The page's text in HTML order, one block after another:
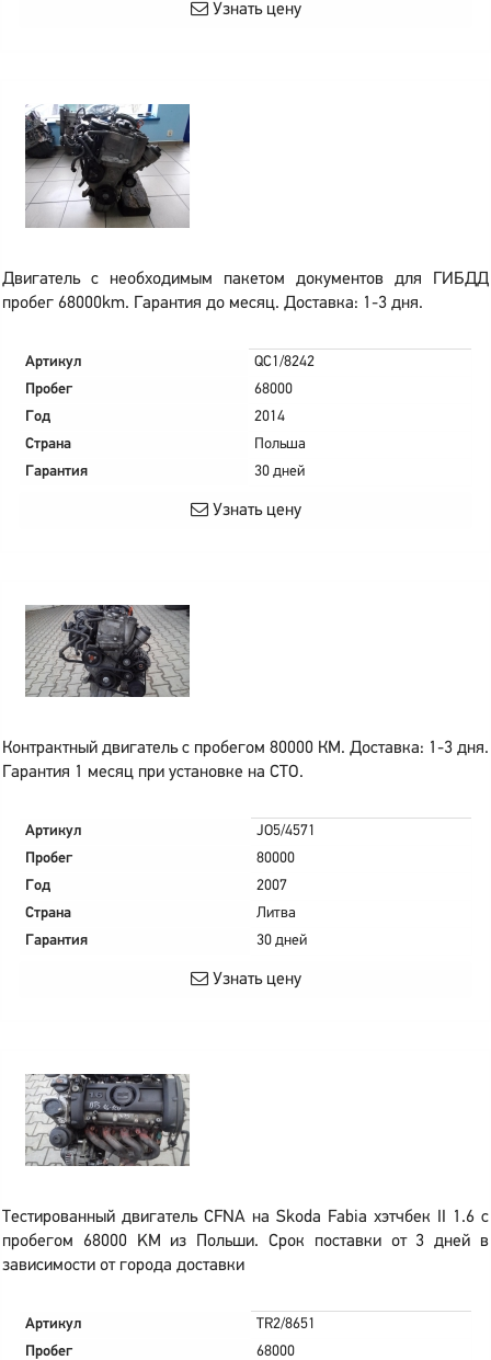
Узнать цену
Двигатель с необходимым пакетом документов для ГИБДД
пробег 68000km. Гарантия до месяц. Доставка: 1-3 дня.
Артикул
QC1/8242
Пробег
68000
Год
2014
Страна
Польша
Гарантия
30 дней
Узнать цену
Контрактный двигатель с пробегом 80000 КМ. Доставка: 1-3 дня.
Гарантия 1 месяц при установке на СТО.
Артикул
JO5/4571
Пробег
80000
Год
2007
Страна
Литва
Гарантия
30 дней
Узнать цену
Тестированный двигатель CFNA на Skoda Fabia хэтчбек II 1.6 с
пробегом 68000 KM из Польши. Срок поставки от 3 дней в
зависимости от города доставки
Артикул
TR2/8651
Пробег
68000